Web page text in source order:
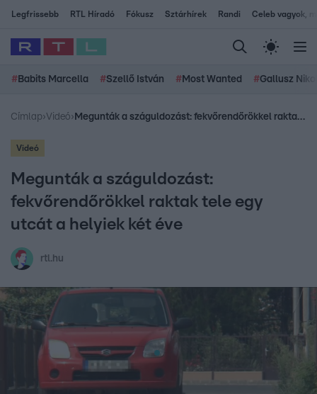
Legfrissebb RTL Híradó Fókusz Sztárhírek Randi Celeb vagyok,
# Babits Marcella #Szellő István # Most Wanted #Gallusz
Címlap›Videó› Megunták a száguldozást: fekvőrendőrökkel raktak tele egy utcát a helyiek két éve
Videó
Megunták a száguldozást:
fekvőrendőrökkel raktak tele egy
utcát a helyiek két éve
rtl.hu